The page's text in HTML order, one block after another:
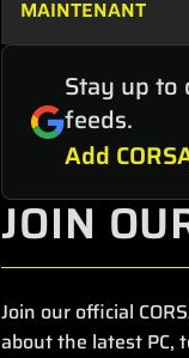
MAINTENANT
Stay up to
feeds.
Add
JOIN
Join our official
about the latest PC,